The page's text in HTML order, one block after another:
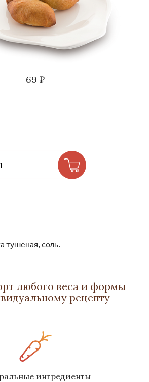
69 ₽
тушеная, соль.
любого веса и формы
рецепту
ингредиенты